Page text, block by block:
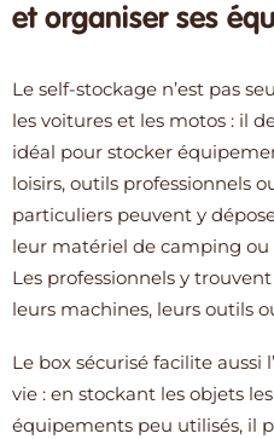
et organiser ses
Le self-stockage n’est pas
les voitures et les motos : il
idéal pour stocker
loisirs, outils professionnels
particuliers peuvent y
leur matériel de camping ou
Les professionnels y
leurs machines, leurs outils
Le box sécurisé facilite aussi
vie : en stockant les objets
équipements peu utilisés, il